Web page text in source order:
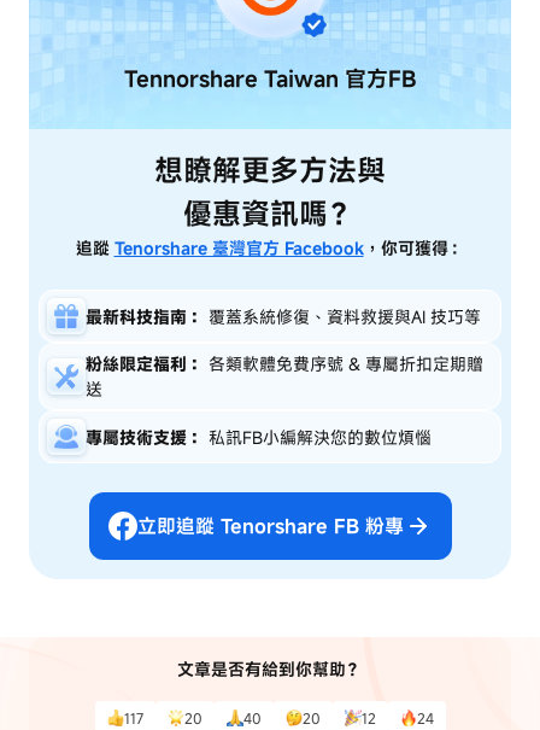
Tennorshare Taiwan 官方FB
想瞭解更多方法與
優惠資訊嗎？
追蹤 Tenorshare 臺灣官方 Facebook，你可獲得：
最新科技指南： 覆蓋系統修復、資料救援與AI 技巧等
粉絲限定福利： 各類軟體免費序號 & 專屬折扣定期贈
送
專屬技術支援： 私訊FB小編解決您的數位煩惱
立即追蹤 Tenorshare FB 粉專
文章是否有給到你幫助？
117 20 40 20 12
24